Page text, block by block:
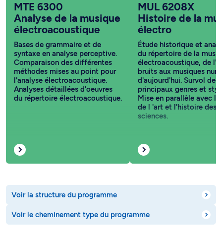
MTE 6300
Analyse de la musique
électroacoustique
Bases de grammaire et de
syntaxe en analyse perceptive.
Comparaison des différentes
méthodes mises au point pour
l'analyse électroacoustique.
Analyses détaillées d'oeuvres
du répertoire électroacoustique.
MUL 6208X
Histoire de la
électro
Étude historique et
du répertoire de la
électroacoustique, de
bruits aux musiques
d'aujourd'hui. Survol des
principaux genres et
Mise en parallèle avec
de l 'art et l'histoire des
sciences.
Voir la structure du programme
Voir le cheminement type du programme